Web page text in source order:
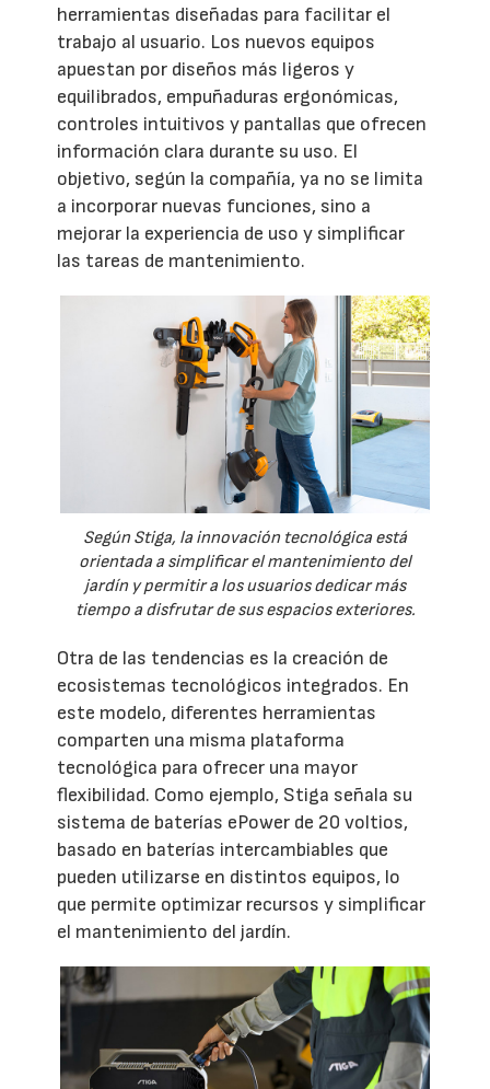
herramientas diseñadas para facilitar el
trabajo al usuario. Los nuevos equipos
apuestan por diseños más ligeros y
equilibrados, empuñaduras ergonómicas,
controles intuitivos y pantallas que ofrecen
información clara durante su uso. El
objetivo, según la compañía, ya no se limita
a incorporar nuevas funciones, sino a
mejorar la experiencia de uso y simplificar
las tareas de mantenimiento.
Según Stiga, la innovación tecnológica está
orientada a simplificar el mantenimiento del
jardín y permitir a los usuarios dedicar más
tiempo a disfrutar de sus espacios exteriores.
Otra de las tendencias es la creación de
ecosistemas tecnológicos integrados. En
este modelo, diferentes herramientas
comparten una misma plataforma
tecnológica para ofrecer una mayor
flexibilidad. Como ejemplo, Stiga señala su
sistema de baterías ePower de 20 voltios,
basado en baterías intercambiables que
pueden utilizarse en distintos equipos, lo
que permite optimizar recursos y simplificar
el mantenimiento del jardín.